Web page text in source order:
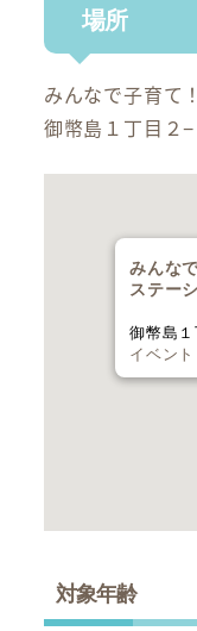
場所
みんなで子育て
御幣島１丁目２
みんな
ステー
御幣島
イベント
対象年齢